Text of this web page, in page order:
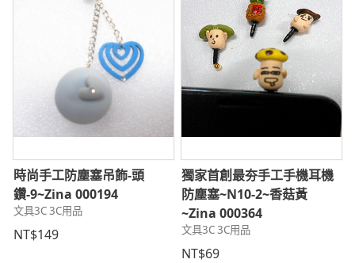
時尚手工防塵塞吊飾-頭
鑽-9~Zina 000194
文具3C 3C用品
NT$149
獨家首創最夯手工手機耳機
防塵塞~N10-2~香菇黃
~Zina 000364
文具3C 3C用品
NT$69